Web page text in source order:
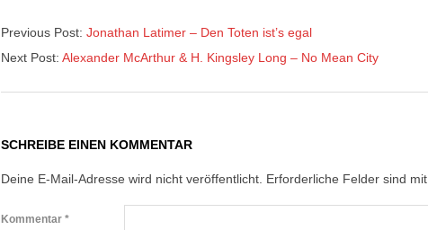
Previous Post: Jonathan Latimer – Den Toten ist’s egal
Next Post: Alexander McArthur & H. Kingsley Long – No Mean City
SCHREIBE EINEN KOMMENTAR
Deine E-Mail-Adresse wird nicht veröffentlicht. Erforderliche Felder sind mit
Kommentar *